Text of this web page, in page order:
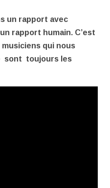
un rapport avec
rapport humain. C’est
qui nous
sont toujours les